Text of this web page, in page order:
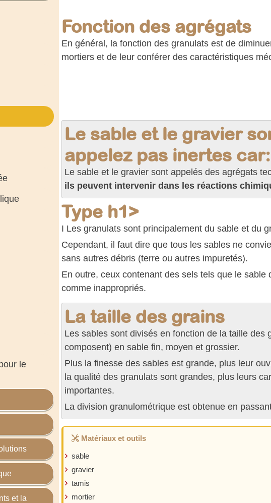
le
et la
Fonction des agrégats
En général, la fonction des granulats est de
mortiers et de leur conférer des caractéristiques
Le sable et le gravier
appelez pas inertes car:
Le sable et le gravier sont appelés des agrégats
ils peuvent intervenir dans les réactions
Type h1>
I Les granulats sont principalement du sable et du
Cependant, il faut dire que tous les sables ne
sans autres débris (terre ou autres impuretés).
En outre, ceux contenant des sels tels que le sable
comme inappropriés.
La taille des grains
Les sables sont divisés en fonction de la taille des
composent) en sable fin, moyen et grossier.
Plus la finesse des sables est grande, plus leur
la qualité des granulats sont grandes, plus leurs
importantes.
La division granulométrique est obtenue en
Matériaux et outils
sable
gravier
tamis
mortier